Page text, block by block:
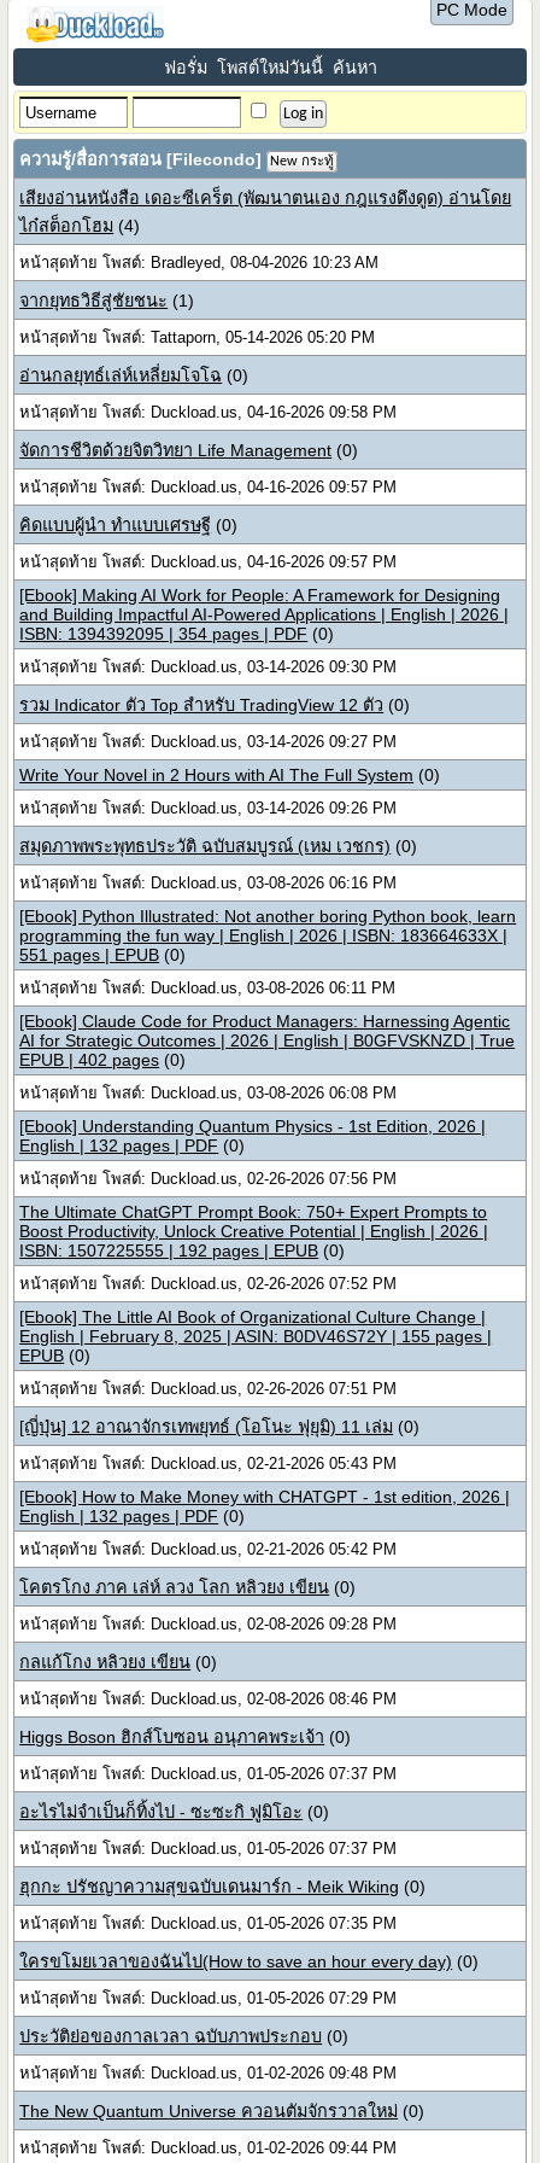
PC Mode
ฟอรั่ม โพสต์ใหม่วันนี้ ค้นหา
ความรู้/สื่อการสอน [Filecondo] New กระทู้
เสียงอ่านหนังสือ เดอะซีเคร็ต (พัฒนาตนเอง กฎแรงดึงดูด) อ่านโดย
ไก๋สต็อกโฮม (4)
หน้าสุดท้าย โพสต์: Bradleyed, 08-04-2026 10:23 AM
จากยุทธวิธีสู่ชัยชนะ (1)
หน้าสุดท้าย โพสต์: Tattaporn, 05-14-2026 05:20 PM
อ่านกลยุทธ์เล่ห์เหลี่ยมโจโฉ (0)
หน้าสุดท้าย โพสต์: Duckload.us, 04-16-2026 09:58 PM
จัดการชีวิตด้วยจิตวิทยา Life Management (0)
หน้าสุดท้าย โพสต์: Duckload.us, 04-16-2026 09:57 PM
คิดแบบผู้นำ ทำแบบเศรษฐี (0)
หน้าสุดท้าย โพสต์: Duckload.us, 04-16-2026 09:57 PM
[Ebook] Making AI Work for People: A Framework for Designing
and Building Impactful AI-Powered Applications | English | 2026 |
ISBN: 1394392095 | 354 pages | PDF (0)
หน้าสุดท้าย โพสต์: Duckload.us, 03-14-2026 09:30 PM
รวม Indicator ตัว Top สำหรับ TradingView 12 ตัว (0)
หน้าสุดท้าย โพสต์: Duckload.us, 03-14-2026 09:27 PM
Write Your Novel in 2 Hours with AI The Full System (0)
หน้าสุดท้าย โพสต์: Duckload.us, 03-14-2026 09:26 PM
สมุดภาพพระพุทธประวัติ ฉบับสมบูรณ์ (เหม เวชกร) (0)
หน้าสุดท้าย โพสต์: Duckload.us, 03-08-2026 06:16 PM
[Ebook] Python Illustrated: Not another boring Python book, learn
programming the fun way | English | 2026 | ISBN: 183664633X |
551 pages | EPUB (0)
หน้าสุดท้าย โพสต์: Duckload.us, 03-08-2026 06:11 PM
[Ebook] Claude Code for Product Managers: Harnessing Agentic
AI for Strategic Outcomes | 2026 | English | B0GFVSKNZD | True
EPUB | 402 pages (0)
หน้าสุดท้าย โพสต์: Duckload.us, 03-08-2026 06:08 PM
[Ebook] Understanding Quantum Physics - 1st Edition, 2026 |
English | 132 pages | PDF (0)
หน้าสุดท้าย โพสต์: Duckload.us, 02-26-2026 07:56 PM
The Ultimate ChatGPT Prompt Book: 750+ Expert Prompts to
Boost Productivity, Unlock Creative Potential | English | 2026 |
ISBN: 1507225555 | 192 pages | EPUB (0)
หน้าสุดท้าย โพสต์: Duckload.us, 02-26-2026 07:52 PM
[Ebook] The Little AI Book of Organizational Culture Change |
English | February 8, 2025 | ASIN: B0DV46S72Y | 155 pages |
EPUB (0)
หน้าสุดท้าย โพสต์: Duckload.us, 02-26-2026 07:51 PM
[ญี่ปุ่น] 12 อาณาจักรเทพยุทธ์ (โอโนะ ฟุยุมิ) 11 เล่ม (0)
หน้าสุดท้าย โพสต์: Duckload.us, 02-21-2026 05:43 PM
[Ebook] How to Make Money with CHATGPT - 1st edition, 2026 |
English | 132 pages | PDF (0)
หน้าสุดท้าย โพสต์: Duckload.us, 02-21-2026 05:42 PM
โคตรโกง ภาค เล่ห์ ลวง โลก หลิวยง เขียน (0)
หน้าสุดท้าย โพสต์: Duckload.us, 02-08-2026 09:28 PM
กลแก้โกง หลิวยง เขียน (0)
หน้าสุดท้าย โพสต์: Duckload.us, 02-08-2026 08:46 PM
Higgs Boson ฮิกส์โบซอน อนุภาคพระเจ้า (0)
หน้าสุดท้าย โพสต์: Duckload.us, 01-05-2026 07:37 PM
อะไรไม่จำเป็นก็ทิ้งไป - ซะซะกิ ฟูมิโอะ (0)
หน้าสุดท้าย โพสต์: Duckload.us, 01-05-2026 07:37 PM
ฮุกกะ ปรัชญาความสุขฉบับเดนมาร์ก - Meik Wiking (0)
หน้าสุดท้าย โพสต์: Duckload.us, 01-05-2026 07:35 PM
ใครขโมยเวลาของฉันไป(How to save an hour every day) (0)
หน้าสุดท้าย โพสต์: Duckload.us, 01-05-2026 07:29 PM
ประวัติย่อของกาลเวลา ฉบับภาพประกอบ (0)
หน้าสุดท้าย โพสต์: Duckload.us, 01-02-2026 09:48 PM
The New Quantum Universe ควอนตัมจักรวาลใหม่ (0)
หน้าสุดท้าย โพสต์: Duckload.us, 01-02-2026 09:44 PM